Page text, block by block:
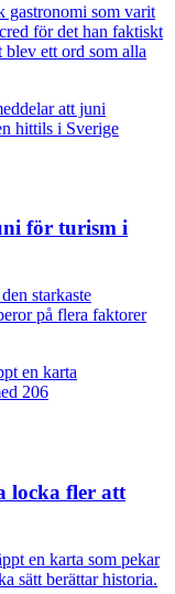
gastronomi som varit
för det han faktiskt
ett ord som alla
för turism i
starkaste
på flera faktorer
locka fler att
en karta som pekar
sätt berättar historia.